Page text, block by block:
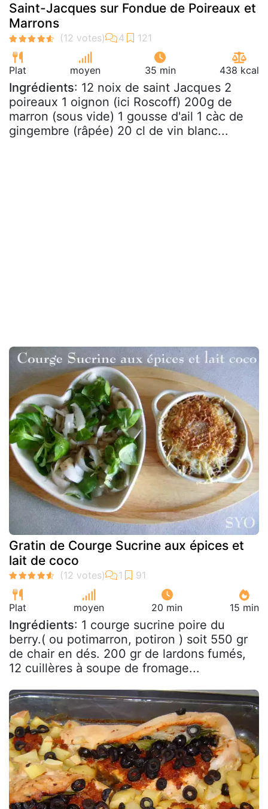
Saint-Jacques sur Fondue de Poireaux et
Marrons
Plat moyen 35 min 438 kcal
Ingrédients: 12 noix de saint Jacques 2
poireaux 1 oignon (ici Roscoff) 200g de
marron (sous vide) 1 gousse d'ail 1 càc de
gingembre (râpée) 20 cl de vin blanc...
Gratin de Courge Sucrine aux épices et
lait de coco
Plat moyen 20 min 15 min
Ingrédients: 1 courge sucrine poire du
berry.( ou potimarron, potiron ) soit 550 gr
de chair en dés. 200 gr de lardons fumés,
12 cuillères à soupe de fromage...